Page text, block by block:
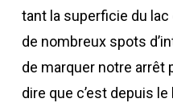
tant la superficie du lac
de nombreux spots
de marquer notre arrêt
dire que c’est depuis